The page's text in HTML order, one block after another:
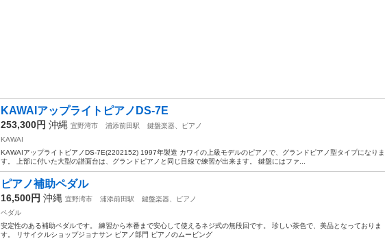
KAWAIアップライトピアノDS-7E
253,300円 沖縄 宜野湾市 浦添前田駅
鍵盤楽器、ピアノ
KAWAI
KAWAIアップライトピアノDS-7E(2202152) 1997年製造 カワイの上級モデルのピアノで、グランドピアノ型タイプになりま
す。 上部に付いた大型の譜面台は、グランドピアノと同じ目線で練習が出来ます。 鍵盤にはファ...
ピアノ補助ペダル
16,500円 沖縄 宜野湾市 浦添前田駅
鍵盤楽器、ピアノ
ペダル
安定性のある補助ペダルです。 練習から本番まで安心して使えるネジ式の無段回です。 珍しい茶色で、美品となっておりま
す。 リサイクルショップジョナサン ピアノ部門 ピアノのムービング